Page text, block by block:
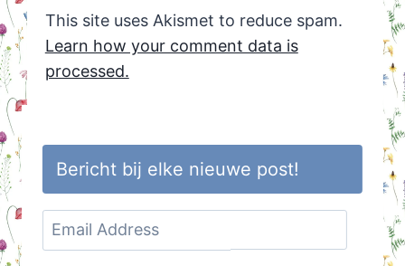
This site uses Akismet to reduce spam.
Learn how your comment data is
processed.
Bericht bij elke nieuwe post!
Email
Address